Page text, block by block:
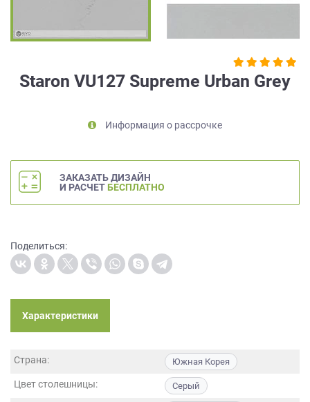
Staron VU127 Supreme Urban Grey
Информация о рассрочке
ЗАКАЗАТЬ ДИЗАЙН
И РАСЧЕТ БЕСПЛАТНО
Поделиться:
Характеристики
Страна: Южная Корея
Цвет столешницы: Серый
персональных
также
метрическими
программами
условиях
Политики
персональных
данных.